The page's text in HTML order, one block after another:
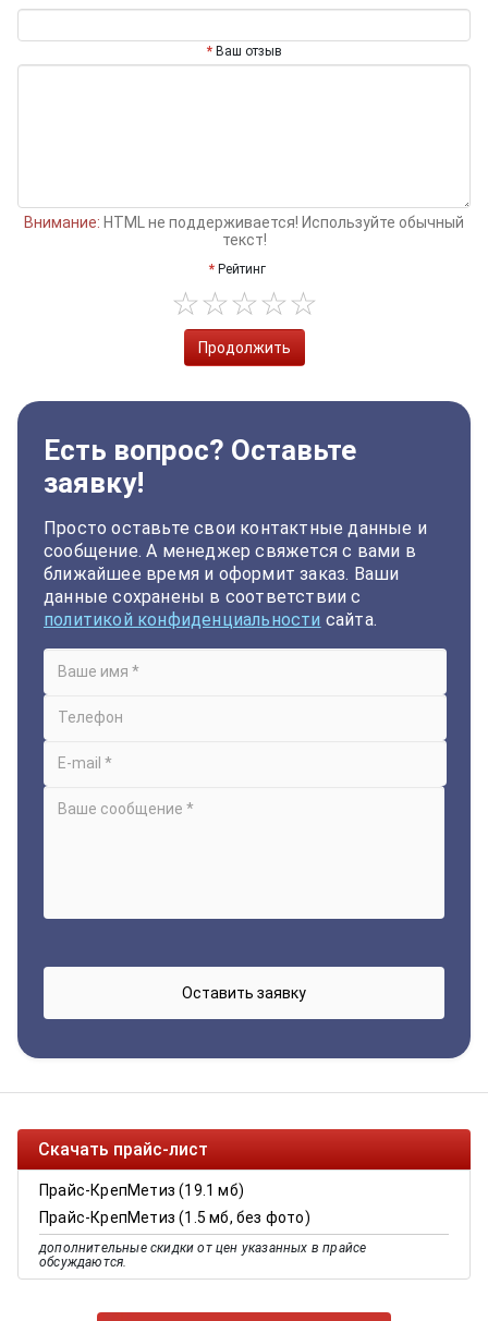
Ваш отзыв
Внимание: HTML не поддерживается! Используйте обычный
текст!
Рейтинг
Продолжить
Есть вопрос? Оставьте
заявку!
Просто оставьте свои контактные данные и
сообщение. А менеджер свяжется с вами в
ближайшее время и оформит заказ. Ваши
данные сохранены в соответствии с
политикой конфиденциальности сайта.
Скачать прайс-лист
Прайс-КрепМетиз (19.1 мб)
Прайс-КрепМетиз (1.5 мб, без фото)
дополнительные скидки от цен указанных в прайсе
обсуждаются.